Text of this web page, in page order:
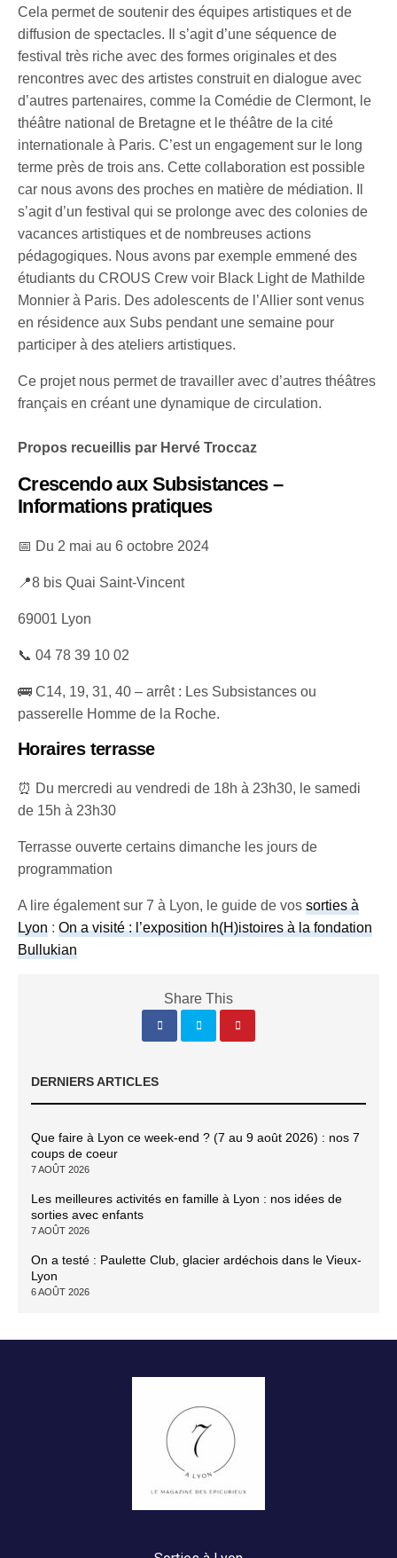
Cela permet de soutenir des équipes artistiques et de
diffusion de spectacles. Il s’agit d’une séquence de
festival très riche avec des formes originales et des
rencontres avec des artistes construit en dialogue avec
d’autres partenaires, comme la Comédie de Clermont, le
théâtre national de Bretagne et le théâtre de la cité
internationale à Paris. C’est un engagement sur le long
terme près de trois ans. Cette collaboration est possible
car nous avons des proches en matière de médiation. Il
s’agit d’un festival qui se prolonge avec des colonies de
vacances artistiques et de nombreuses actions
pédagogiques. Nous avons par exemple emmené des
étudiants du CROUS Crew voir Black Light de Mathilde
Monnier à Paris. Des adolescents de l’Allier sont venus
en résidence aux Subs pendant une semaine pour
participer à des ateliers artistiques.
Ce projet nous permet de travailler avec d’autres théâtres
français en créant une dynamique de circulation.
Propos recueillis par Hervé Troccaz
Crescendo aux Subsistances –
Informations pratiques
📅 Du 2 mai au 6 octobre 2024
📍8 bis Quai Saint-Vincent
69001 Lyon
📞 04 78 39 10 02
🚌 C14, 19, 31, 40 – arrêt : Les Subsistances ou
passerelle Homme de la Roche.
Horaires terrasse
⏰ Du mercredi au vendredi de 18h à 23h30, le samedi
de 15h à 23h30
Terrasse ouverte certains dimanche les jours de
programmation
A lire également sur 7 à Lyon, le guide de vossorties à
Lyon :On a visité : l’exposition h(H)istoires à la fondation
Bullukian
Share This
DERNIERS ARTICLES
Que faire à Lyon ce week-end ? (7 au 9 août 2026) : nos 7
coups de coeur
7 AOÛT 2026
Les meilleures activités en famille à Lyon : nos idées de
sorties avec enfants
7 AOÛT 2026
On a testé : Paulette Club, glacier ardéchois dans le Vieux-
Lyon
6 AOÛT 2026